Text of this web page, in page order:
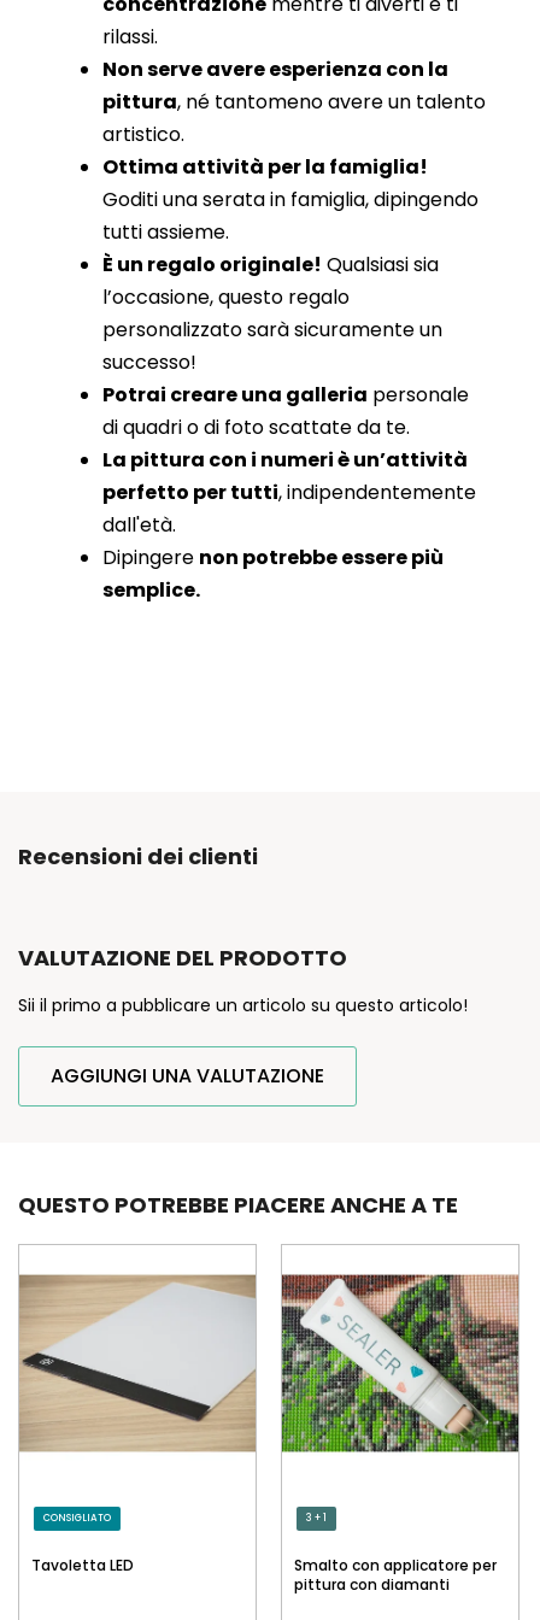
rilassi.
Non serve avere esperienza con la
pittura, né tantomeno avere un talento
artistico.
Ottima attività per la famiglia!
Goditi una serata in famiglia, dipingendo
tutti assieme.
È un regalo originale! Qualsiasi sia
l’occasione, questo regalo
personalizzato sarà sicuramente un
successo!
Potrai creare una galleria personale
di quadri o di foto scattate da te.
La pittura con i numeri è un’attività
perfetto per tutti, indipendentemente
dall'età.
Dipingere non potrebbe essere più
semplice.
Recensioni dei clienti
VALUTAZIONE DEL PRODOTTO
Sii il primo a pubblicare un articolo su questo articolo!
AGGIUNGI UNA VALUTAZIONE
QUESTO POTREBBE PIACERE ANCHE A TE
CONSIGLIATO
Tavoletta LED
3 + 1
Smalto con applicatore per
pittura con diamanti